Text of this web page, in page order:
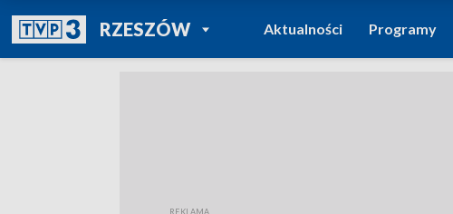
RZESZÓWPOWRÓT DO
TVP REGIONY
Aktualności Programy